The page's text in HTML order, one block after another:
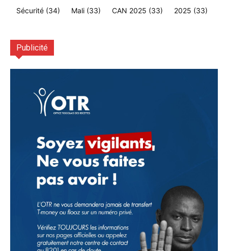
Sécurité (34) Mali (33) CAN 2025 (33) 2025 (33)
Publicité